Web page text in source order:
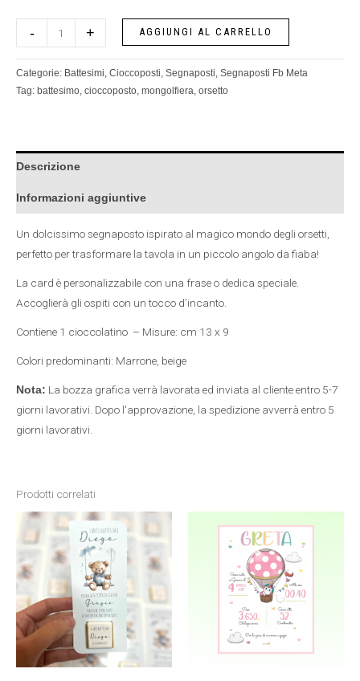
- + AGGIUNGI AL CARRELLO
Categorie: Battesimi, Cioccoposti, Segnaposti, Segnaposti Fb Meta
Tag: battesimo, cioccoposto, mongolfiera, orsetto
Descrizione
Informazioni aggiuntive
Un dolcissimo segnaposto ispirato al magico mondo degli orsetti,
perfetto per trasformare la tavola in un piccolo angolo da fiaba!
La card è personalizzabile con una frase o dedica speciale.
Accoglierà gli ospiti con un tocco d’incanto.
Contiene 1 cioccolatino – Misure: cm 13 x 9
Colori predominanti: Marrone, beige
Nota: La bozza grafica verrà lavorata ed inviata al cliente entro 5-7
giorni lavorativi. Dopo l'approvazione, la spedizione avverrà entro 5
giorni lavorativi.
Prodotti correlati
Fascia
di
prezzo:
da
12,00 €
a
34,00 €